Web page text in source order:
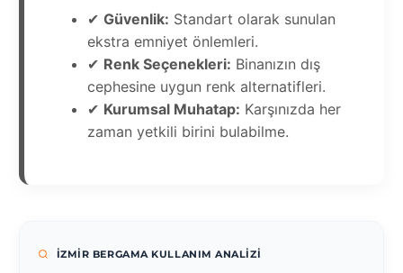
✔ Güvenlik: Standart olarak sunulan
ekstra emniyet önlemleri.
✔ Renk Seçenekleri: Binanızın dış
cephesine uygun renk alternatifleri.
✔ Kurumsal Muhatap: Karşınızda her
zaman yetkili birini bulabilme.
İZMIR BERGAMA KULLANIM ANALIZI